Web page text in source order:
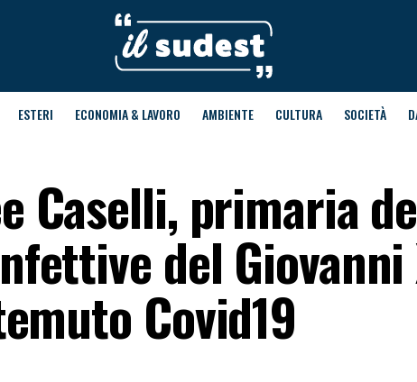
ESTERI ECONOMIA & LAVORO AMBIENTE CULTURA SOCIETÀ
Caselli, primaria
del Giovanni
Covid19